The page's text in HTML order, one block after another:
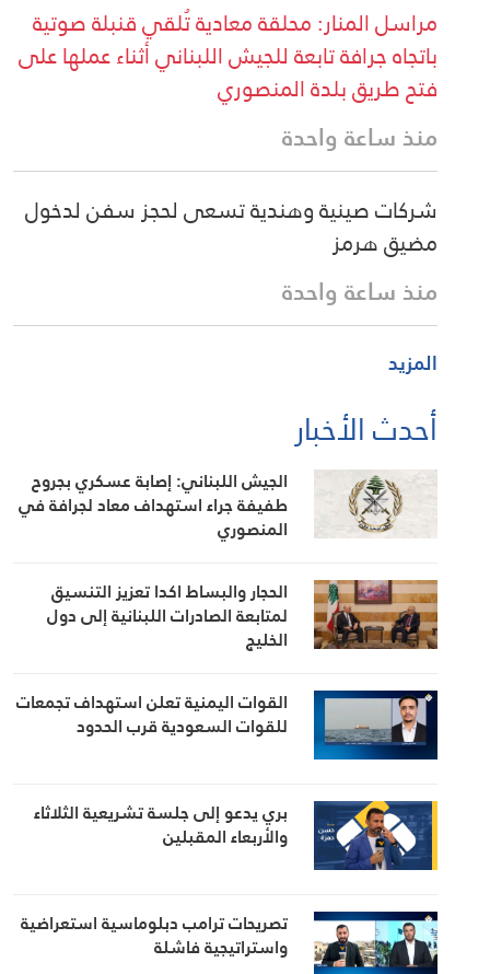
مراسل المنار: محلقة معادية تُلقي قنبلة صوتية
باتجاه جرافة تابعة للجيش اللبناني أثناء عملها على
فتح طريق بلدة المنصوري
منذ ساعة واحدة
شركات صينية وهندية تسعى لحجز سفن لدخول
مضيق هرمز
منذ ساعة واحدة
المزيد
أحدث الأخبار
الجيش اللبناني: إصابة عسكري بجروح
طفيفة جراء استهداف معاد لجرافة في
المنصوري
الحجار والبساط اكدا تعزيز التنسيق
لمتابعة الصادرات اللبنانية إلى دول
الخليج
القوات اليمنية تعلن استهداف تجمعات
للقوات السعودية قرب الحدود
بري يدعو إلى جلسة تشريعية الثلاثاء
والأربعاء المقبلين
تصريحات ترامب دبلوماسية استعراضية
واستراتيجية فاشلة